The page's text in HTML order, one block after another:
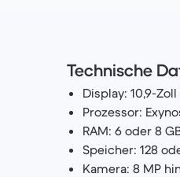
Technische
Display: 10,9-
Prozessor:
RAM: 6 oder 8
Speicher: 128
Kamera: 8 MP